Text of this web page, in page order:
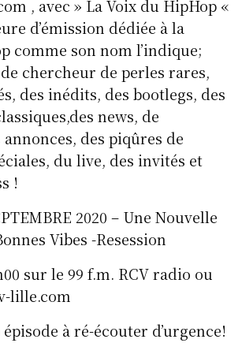
, avec » La Voix du HipHop «
d’émission dédiée à la
comme son nom l’indique;
chercheur de perles rares,
des inédits, des bootlegs, des
news, de
annonces, des piqûres de
du live, des invités et
!
2020 – Une Nouvelle
Vibes -Resession
sur le 99 f.m. RCV radio ou
lille.com
à ré-écouter d’urgence!